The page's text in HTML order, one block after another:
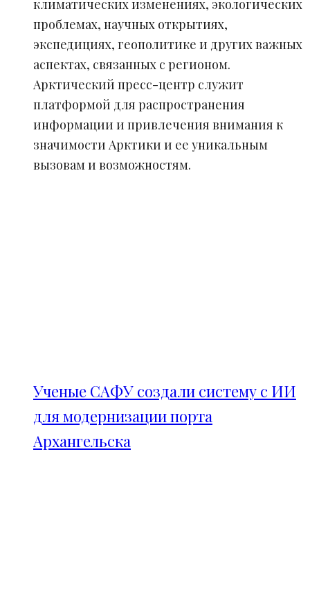
климатических изменениях, экологических
проблемах, научных открытиях,
экспедициях, геополитике и других важных
аспектах, связанных с регионом.
Арктический пресс-центр служит
платформой для распространения
информации и привлечения внимания к
значимости Арктики и ее уникальным
вызовам и возможностям.
Ученые САФУ создали систему с ИИ
для модернизации порта
Архангельска